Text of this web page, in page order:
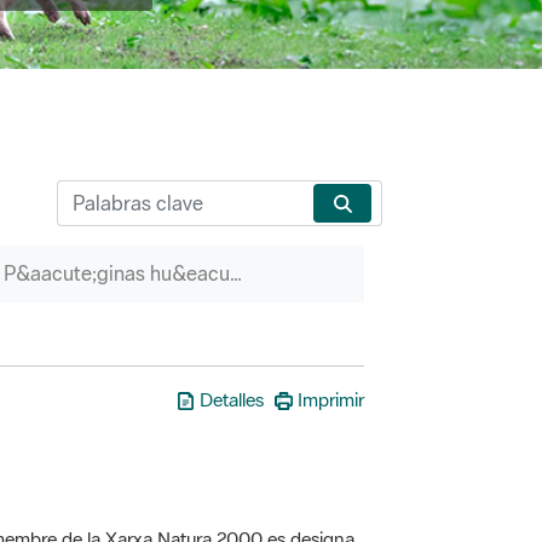
P&aacute;ginas hu&eacute;rfanas
Detalles Imprimir